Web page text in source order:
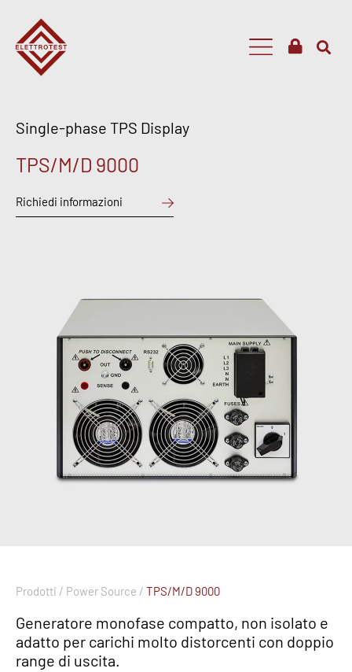
Single-phase TPS Display
TPS/M/D 9000
Richiedi informazioni
Prodotti / Power Source / TPS/M/D 9000
Generatore monofase compatto, non isolato e
adatto per carichi molto distorcenti con doppio
range di uscita.